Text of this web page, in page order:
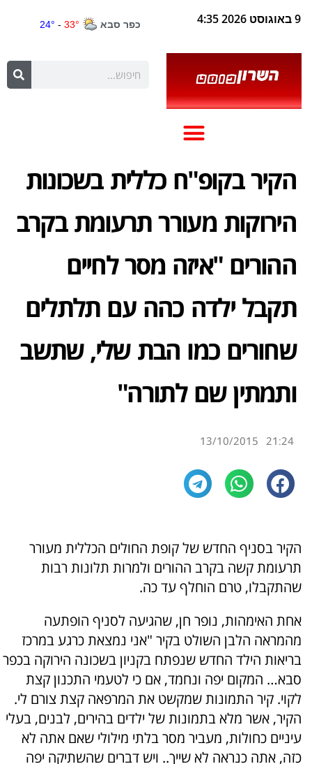
9 באוגוסט 2026 4:35
הקיר בקופ"ח כללית בשכונות
הירוקות מעורר תרעומת בקרב
ההורים "איזה מסר לחיים
תקבל ילדה כהה עם תלתלים
שחורים כמו הבת שלי, שתשב
ותמתין שם לתורה"
21:24
13/10/2015
הקיר בסניף החדש של קופת החולים הכללית מעורר
תרעומת קשה בקרב ההורים ולמרות תלונות רבות
שהתקבלו, טרם הוחלף עד כה.
אחת האימהות, נופר חן, שהגיעה לסניף הופתעה
מהמראה הלבן השולט בקיר "אני נמצאת כרגע במרכז
בריאות הילד החדש שנפתח בקניון בשכונה הירוקה בכפר
סבא… המקום יפה ונחמד, אם כי לטעמי התכנון קצת
לקוי. קיר התמונות שמקשט את המרפאה קצת צורם לי.
הקיר, אשר מלא בתמונות של ילדים בהירים, לבנים, בעלי
עיניים כחולות, מעביר מסר בלתי מילולי שאם אתה לא
כזה, אתה כנראה לא שייך.. ויש דברים שהשתיקה יפה